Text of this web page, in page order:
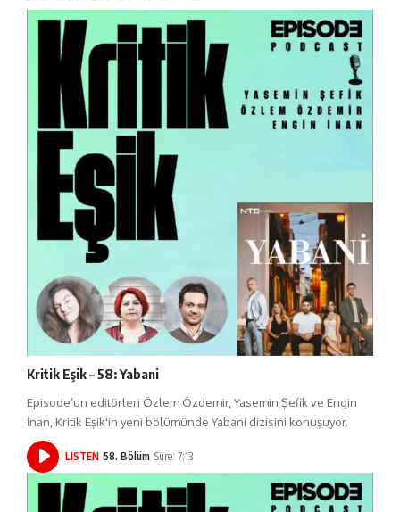
Kritik Eşik – 58: Yabani
Episode’un editörleri Özlem Özdemir, Yasemin Şefik ve Engin
İnan, Kritik Eşik'in yeni bölümünde Yabani dizisini konuşuyor.
LISTEN 58. Bölüm Süre: 7:13